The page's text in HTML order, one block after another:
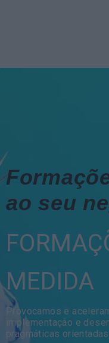
ao seu
MEDIDA
Provocamos e
implementação e
pragmáticas